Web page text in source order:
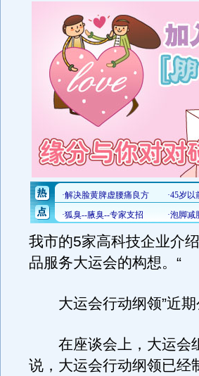
我市的5家高科技企业介
品服务大运会的构想。“
大运会行动纲领”近期
在座谈会上，大运会
说，大运会行动纲领已经